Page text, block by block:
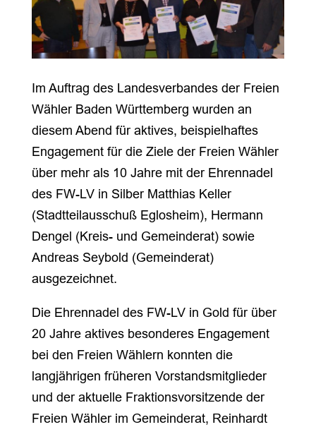
Im Auftrag des Landesverbandes der Freien
Wähler Baden Württemberg wurden an
diesem Abend für aktives, beispielhaftes
Engagement für die Ziele der Freien Wähler
über mehr als 10 Jahre mit der Ehrennadel
des FW-LV in Silber Matthias Keller
(Stadtteilausschuß Eglosheim), Hermann
Dengel (Kreis- und Gemeinderat) sowie
Andreas Seybold (Gemeinderat)
ausgezeichnet.
Die Ehrennadel des FW-LV in Gold für über
20 Jahre aktives besonderes Engagement
bei den Freien Wählern konnten die
langjährigen früheren Vorstandsmitglieder
und der aktuelle Fraktionsvorsitzende der
Freien Wähler im Gemeinderat, Reinhardt